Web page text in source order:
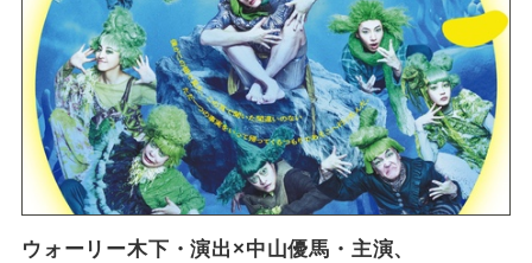
ウォーリー木下・演出×中山優馬・主演、